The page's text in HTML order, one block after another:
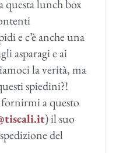
questa lunch box
e c’è anche una
asparagi e ai
la verità, ma
spiedini?!
a questo
) il suo
del